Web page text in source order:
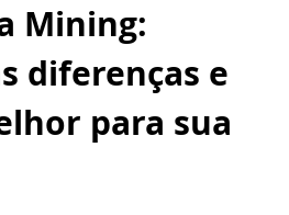
Mining:
diferenças e
para sua